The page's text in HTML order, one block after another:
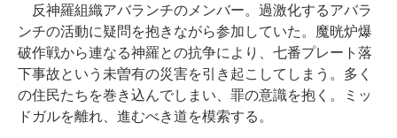
反神羅組織アバランチのメンバー。過激化するアバラ
ンチの活動に疑問を抱きながら参加していた。魔晄炉爆
破作戦から連なる神羅との抗争により、七番プレート落
下事故という未曽有の災害を引き起こしてしまう。多く
の住民たちを巻き込んでしまい、罪の意識を抱く。ミッ
ドガルを離れ、進むべき道を模索する。